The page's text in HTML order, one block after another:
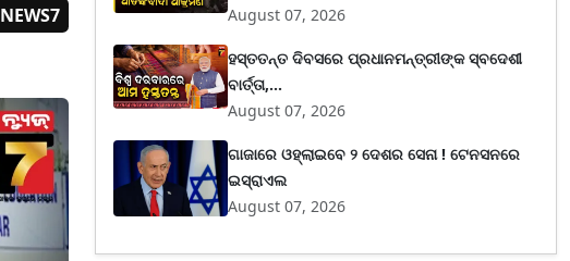
NEWS7
August 07, 2026
ହସ୍ତତନ୍ତ ଦିବସରେ ପ୍ରଧାନମନ୍ତ୍ରୀଙ୍କ ସ୍ବଦେଶୀ
ବାର୍ତ୍ତା,...
August 07, 2026
ଗାଜାରେ ଓହ୍ଲାଇବେ ୨ ଦେଶର ସେନା ! ଟେନସନରେ
ଇସ୍ରାଏଲ
August 07, 2026